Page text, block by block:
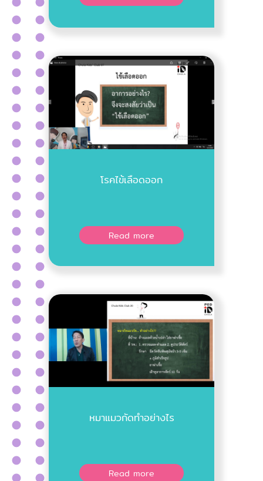
โรคไข้เลือดออก
Read more
หมาแมวกัดทำอย่างไร
Read more